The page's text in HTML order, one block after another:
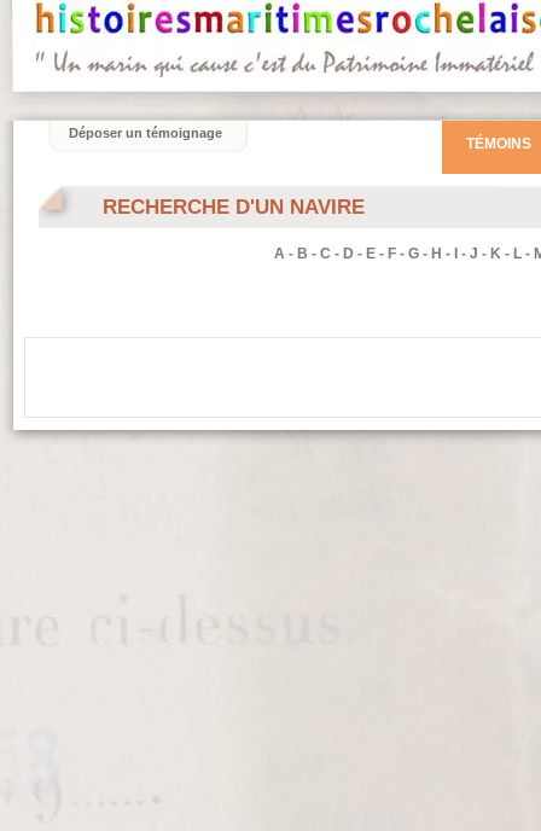
RECHERCHE D'UN NAVIRE
A - B - C - D - E - F - G - H - - J - K - L -
TÉMOINS
Déposer un témoignage